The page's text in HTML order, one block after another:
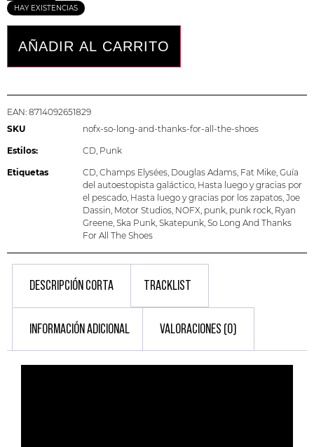
HAY EXISTENCIAS
AÑADIR AL CARRITO
EAN: 8714092651829
SKU
nofx-so-long-and-thanks-for-all-the-shoes
Estilos: CD, Punk
Etiquetas CD, Champs Elysées, Douglas Adams, Fat Mike, Guía
del autoestopista galáctico, Hasta luego y gracias por
el pescado, Hasta luego y gracias por los zapatos, Joe
Dassin, Motor Studios, NOFX, punk, punk rock, Ryan
Greene, Ska Punk, Skatepunk, So Long And Thanks
For All The Shoes
DESCRIPCIÓN CORTA TRACKLIST
INFORMACIÓN ADICIONAL VALORACIONES (0)